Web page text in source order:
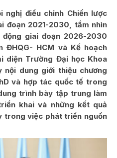
nghị điều chỉnh Chiến lược
đoạn 2021-2030, tầm nhìn
động giai đoạn 2026-2030
ĐHQG- HCM và Kế hoạch
diện Trường Đại học Khoa
dung giới thiệu chương
và hợp tác quốc tế trong
trình bày tập trung làm
khai và những kết quả
trong việc phát triển nguồn